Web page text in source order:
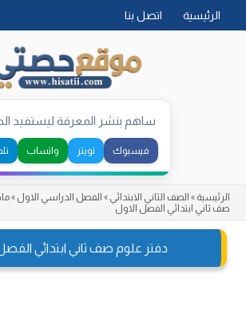
الرئيسية اتصل بنا
ساهم بنشر المعرفة ليستفيد
فيسبوك تويتر واتساب
الرئيسية » الصف الثاني الابتدائي » الفصل الدراسي الاول »
صف ثاني ابتدائي الفصل الاول
دفتر علوم صف ثاني ابتدائي